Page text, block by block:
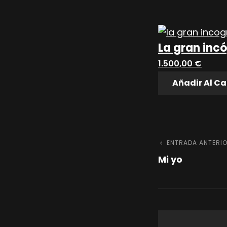
La gran
1.500,00 €
Añadir Al
Entrada
anterior
ENTRADA
Mi yo